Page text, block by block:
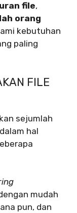
file,
orang
kebutuhan
paling
FILE
sejumlah
hal
mudah
pun, dan